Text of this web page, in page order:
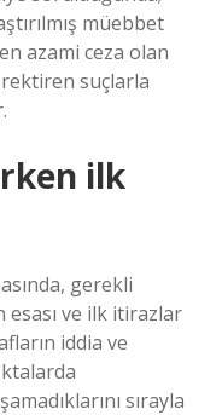
müebbet
azami ceza olan
suçlarla
ilk
gerekli
ve ilk itirazlar
iddia ve
sırayla